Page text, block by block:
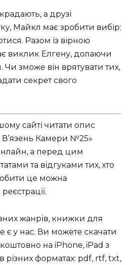
а друзі
Майкл має зробити вибір:
Разом із вірною
виклик Елгену, долаючи
Чи зможе він врятувати тих,
секрет свого
сайті читати опис
Камери №25»
а перед цим
та відгуками тих, хто
це можна
жанрів, книжки для
є у нас. Ви можете скачати
на iPhone, iPad з
різних форматах: pdf, rtf, txt,